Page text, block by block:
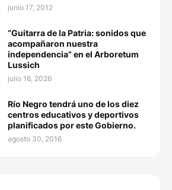
junio 17, 2012
“Guitarra de la Patria: sonidos que
acompañaron nuestra
independencia” en el Arboretum
Lussich
julio 16, 2026
Río Negro tendrá uno de los diez
centros educativos y deportivos
planificados por este Gobierno.
agosto 30, 2016